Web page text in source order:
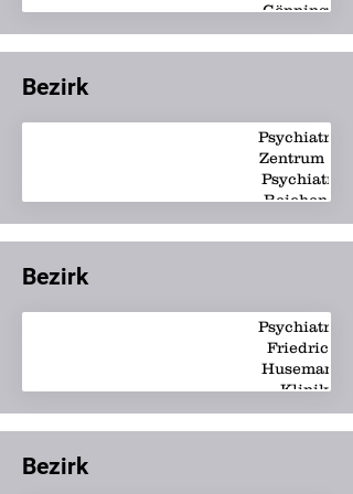
Göppingen
Bezirk
Psychiatrie -
Zentrum für
Psychiatrie
Reichenau
Bezirk
Psychiatrie -
Friedrich-
Husemann-
Klinik
Bezirk